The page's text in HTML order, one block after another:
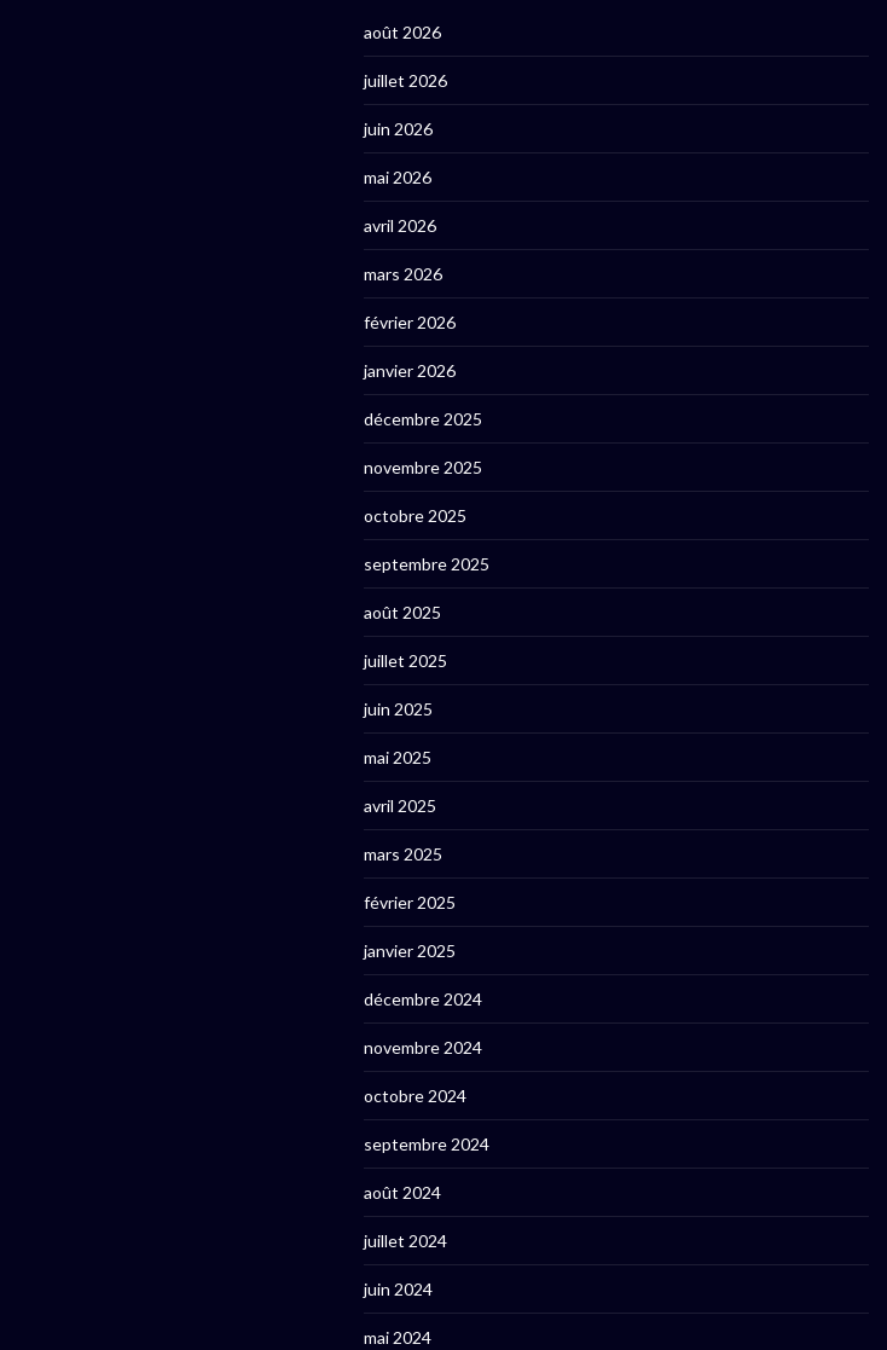
août 2026
juillet 2026
juin 2026
mai 2026
avril 2026
mars 2026
février 2026
janvier 2026
décembre 2025
novembre 2025
octobre 2025
septembre 2025
août 2025
juillet 2025
juin 2025
mai 2025
avril 2025
mars 2025
février 2025
janvier 2025
décembre 2024
novembre 2024
octobre 2024
septembre 2024
août 2024
juillet 2024
juin 2024
mai 2024